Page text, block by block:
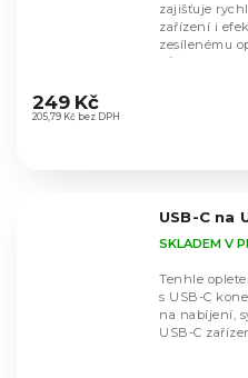
hodnocení
produktu
205,79 Kč bez DPH
249 Kč
zajišťuje
zařízení i
zesílenému
vůči ohýbání
USB-C na
SKLADEM V
Tenhle
s USB-C
na nabíjení,
USB-C